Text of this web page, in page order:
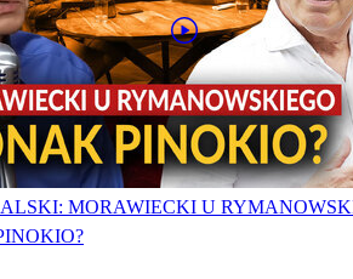
MORAWIECKI U